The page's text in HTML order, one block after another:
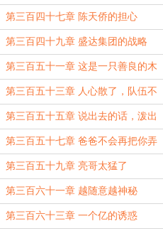
第三百四十七章 陈天侨的担心
第三百四十九章 盛达集团的战略
第三百五十一章 这是一只善良的木
马
第三百五十三章 人心散了，队伍不
好带了。
第三百五十五章 说出去的话，泼出
去的水。
第三百五十七章 爸爸不会再把你弄
丢了
第三百五十九章 亮哥太猛了
第三百六十一章 越随意越神秘
第三百六十三章 一个亿的诱惑